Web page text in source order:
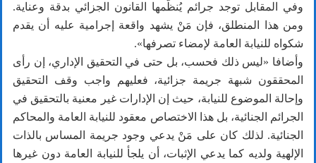
وفي المقابل توجد جرائم يُنظّمها القانون الجزائي بدقة وعناية.
ومن هذا المنطلق، فإن مَنْ يشهد واقعة إجرامية عليه أن يقدم
شكواه للنيابة العامة لإمضاء تصرفها».
وأضافا «ليس ذلك فحسب، بل حتى في التحقيق الإداري، إن رأى
المحققون شبهة جريمة جزائية، فعليهم واجب وقف التحقيق
وإحالة الموضوع للنيابة، حيث إن الإدارات غير معنية بالتحقيق في
الجرائم الجنائية، بل هذا الاختصاص معقود للنيابة العامة والمحاكم
الجنائية. لذلك كان على مَنْ يدعي وجود جريمة المساس بالذات
الإلهية ولديه كما يدعي الإثبات، أن يلجأ للنيابة العامة دون غيرها